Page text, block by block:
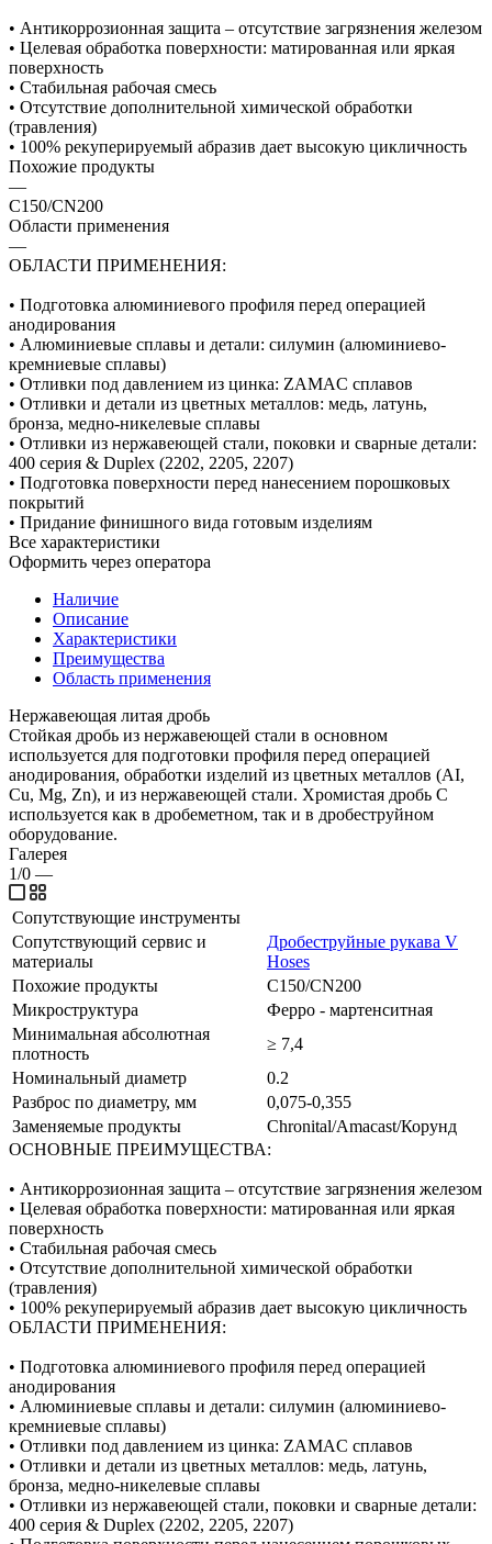
• Антикоррозионная защита – отсутствие загрязнения железом
• Целевая обработка поверхности: матированная или яркая
поверхность
• Стабильная рабочая смесь
• Отсутствие дополнительной химической обработки
(травления)
• 100% рекуперируемый абразив дает высокую цикличность
Похожие продукты
—
C150/CN200
Области применения
—
ОБЛАСТИ ПРИМЕНЕНИЯ:
• Подготовка алюминиевого профиля перед операцией
анодирования
• Алюминиевые сплавы и детали: силумин (алюминиево-
кремниевые сплавы)
• Отливки под давлением из цинка: ZAMAC сплавов
• Отливки и детали из цветных металлов: медь, латунь,
бронза, медно-никелевые сплавы
• Отливки из нержавеющей стали, поковки и сварные детали:
400 серия & Duplex (2202, 2205, 2207)
• Подготовка поверхности перед нанесением порошковых
покрытий
• Придание финишного вида готовым изделиям
Все характеристики
Оформить через оператора
Наличие
Описание
Характеристики
Преимущества
Область применения
Нержавеющая литая дробь
Стойкая дробь из нержавеющей стали в основном
используется для подготовки профиля перед операцией
анодирования, обработки изделий из цветных металлов (AI,
Cu, Mg, Zn), и из нержавеющей стали. Хромистая дробь С
используется как в дробеметном, так и в дробеструйном
оборудование.
Галерея
1/0 —
Сопутствующие инструменты
Сопутствующий сервис и
материалы
Дробеструйные рукава V
Hoses
Похожие продукты
C150/CN200
Микроструктура
Ферро - мартенситная
Минимальная абсолютная
плотность
≥ 7,4
Номинальный диаметр
0.2
Разброс по диаметру, мм
0,075-0,355
Заменяемые продукты
Chronital/Amacast/Корунд
ОСНОВНЫЕ ПРЕИМУЩЕСТВА:
• Антикоррозионная защита – отсутствие загрязнения железом
• Целевая обработка поверхности: матированная или яркая
поверхность
• Стабильная рабочая смесь
• Отсутствие дополнительной химической обработки
(травления)
• 100% рекуперируемый абразив дает высокую цикличность
ОБЛАСТИ ПРИМЕНЕНИЯ:
• Подготовка алюминиевого профиля перед операцией
анодирования
• Алюминиевые сплавы и детали: силумин (алюминиево-
кремниевые сплавы)
• Отливки под давлением из цинка: ZAMAC сплавов
• Отливки и детали из цветных металлов: медь, латунь,
бронза, медно-никелевые сплавы
• Отливки из нержавеющей стали, поковки и сварные детали:
400 серия & Duplex (2202, 2205, 2207)